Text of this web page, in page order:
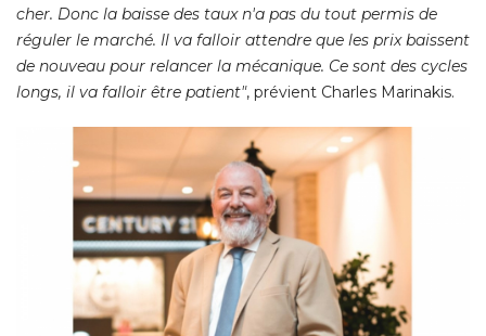
cher. Donc la baisse des taux n'a pas du tout permis de
réguler le marché. Il va falloir attendre que les prix baissent
de nouveau pour relancer la mécanique. Ce sont des cycles
longs, il va falloir être patient", prévient Charles Marinakis.